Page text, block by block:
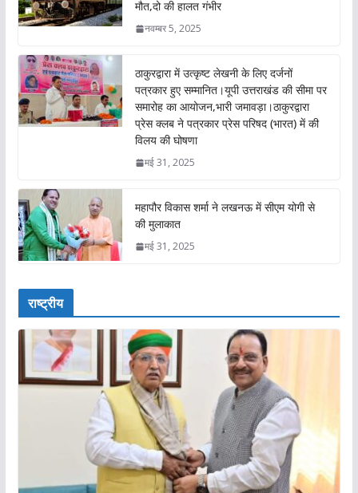
मौत,दो की हालत गंभीर
नवम्बर 5, 2025
ठाकुरद्वारा में उत्कृष्ट लेखनी के लिए दर्जनों
पत्रकार हुए सम्मानित।यूपी उत्तराखंड की सीमा पर
समारोह का आयोजन,भारी जमावड़ा।ठाकुरद्वारा
प्रेस क्लब ने पत्रकार प्रेस परिषद (भारत) में की
विलय की घोषणा
मई 31, 2025
महापौर विकास शर्मा ने लखनऊ में सीएम योगी से
की मुलाकात
मई 31, 2025
राष्ट्रीय